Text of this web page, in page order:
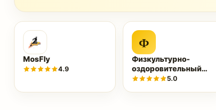
MosFly
4.9
Ф
Физкультурно-
оздоровительный
комплекс «Нептун»
5.0